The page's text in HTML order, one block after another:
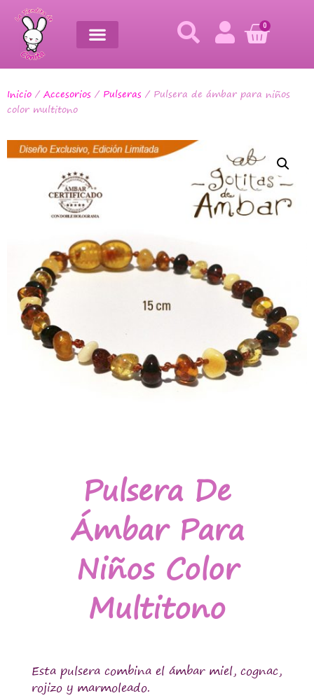
0
Inicio / Accesorios / Pulseras / Pulsera de ámbar para niños
color multitono
Pulsera De
Ámbar Para
Niños Color
Multitono
Esta pulsera combina el ámbar miel, cognac,
rojizo y marmoleado.